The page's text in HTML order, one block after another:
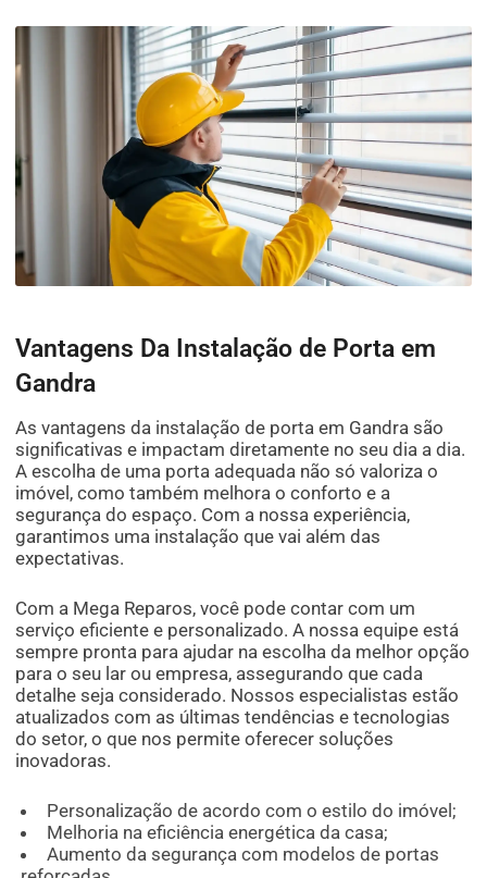
Vantagens Da Instalação de Porta em
Gandra
As vantagens da instalação de porta em Gandra são
significativas e impactam diretamente no seu dia a dia.
A escolha de uma porta adequada não só valoriza o
imóvel, como também melhora o conforto e a
segurança do espaço. Com a nossa experiência,
garantimos uma instalação que vai além das
expectativas.
Com a Mega Reparos, você pode contar com um
serviço eficiente e personalizado. A nossa equipe está
sempre pronta para ajudar na escolha da melhor opção
para o seu lar ou empresa, assegurando que cada
detalhe seja considerado. Nossos especialistas estão
atualizados com as últimas tendências e tecnologias
do setor, o que nos permite oferecer soluções
inovadoras.
Personalização de acordo com o estilo do imóvel;
Melhoria na eficiência energética da casa;
Aumento da segurança com modelos de portas